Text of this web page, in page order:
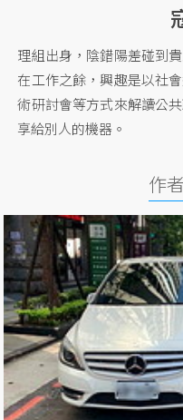
理組出身，陰錯陽差碰到
在工作之餘，興趣是以社
術研討會等方式來解讀公
享給別人的機器。
作